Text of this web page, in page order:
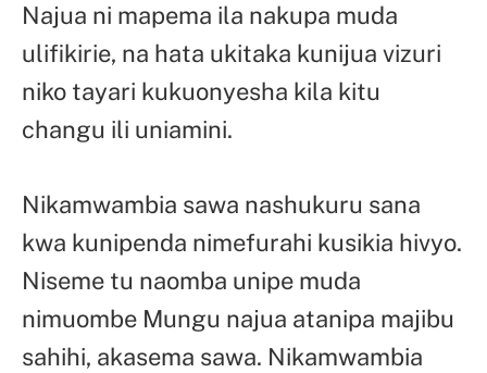
Najua ni mapema ila nakupa muda
ulifikirie, na hata ukitaka kunijua vizuri
niko tayari kukuonyesha kila kitu
changu ili uniamini.
Nikamwambia sawa nashukuru sana
kwa kunipenda nimefurahi kusikia hivyo.
Niseme tu naomba unipe muda
nimuombe Mungu najua atanipa majibu
sahihi, akasema sawa. Nikamwambia